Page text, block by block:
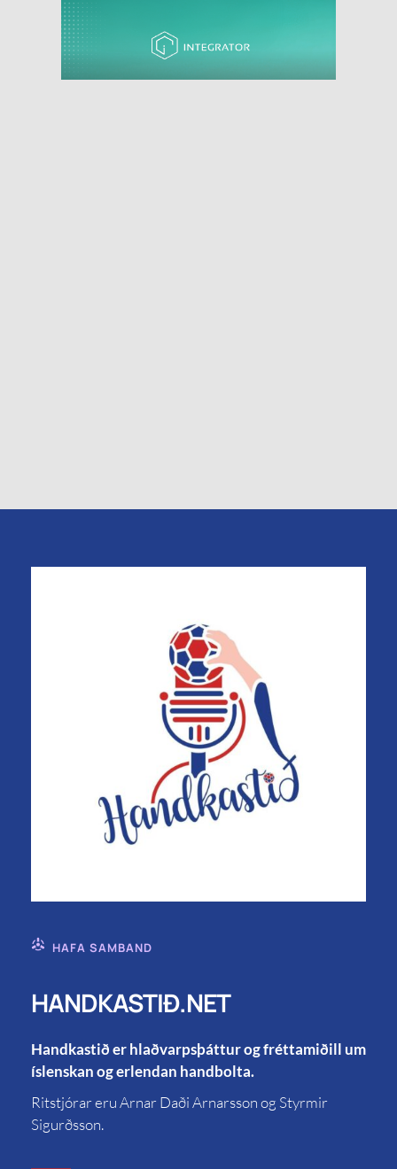
HAFA SAMBAND
HANDKASTIÐ.NET
Handkastið er hlaðvarpsþáttur og fréttamiðill um
íslenskan og erlendan handbolta.
Ritstjórar eru Arnar Daði Arnarsson og Styrmir
Sigurðsson.